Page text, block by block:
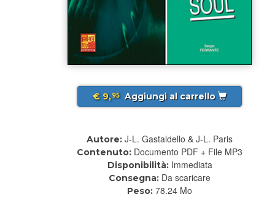
€ 9,95 Aggiungi al carrello
Autore: J-L. Gastaldello & J-L. Paris
Contenuto: Documento PDF + File MP3
Disponibilità: Immediata
Consegna: Da scaricare
Peso: 78.24 Mo